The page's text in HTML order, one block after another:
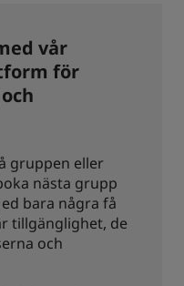
vår
för
gruppen eller
nästa grupp
bara några få
tillgänglighet, de
och